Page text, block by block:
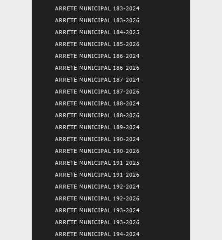
ARRETE MUNICIPAL 183-2024
ARRETE MUNICIPAL 183-2026
ARRETE MUNICIPAL 184-2025
ARRETE MUNICIPAL 185-2026
ARRETE MUNICIPAL 186-2024
ARRETE MUNICIPAL 186-2026
ARRETE MUNICIPAL 187-2024
ARRETE MUNICIPAL 187-2026
ARRETE MUNICIPAL 188-2024
ARRETE MUNICIPAL 188-2026
ARRETE MUNICIPAL 189-2024
ARRETE MUNICIPAL 190-2024
ARRETE MUNICIPAL 190-2026
ARRETE MUNICIPAL 191-2025
ARRETE MUNICIPAL 191-2026
ARRETE MUNICIPAL 192-2024
ARRETE MUNICIPAL 192-2026
ARRETE MUNICIPAL 193-2024
ARRETE MUNICIPAL 193-2026
ARRETE MUNICIPAL 194-2024